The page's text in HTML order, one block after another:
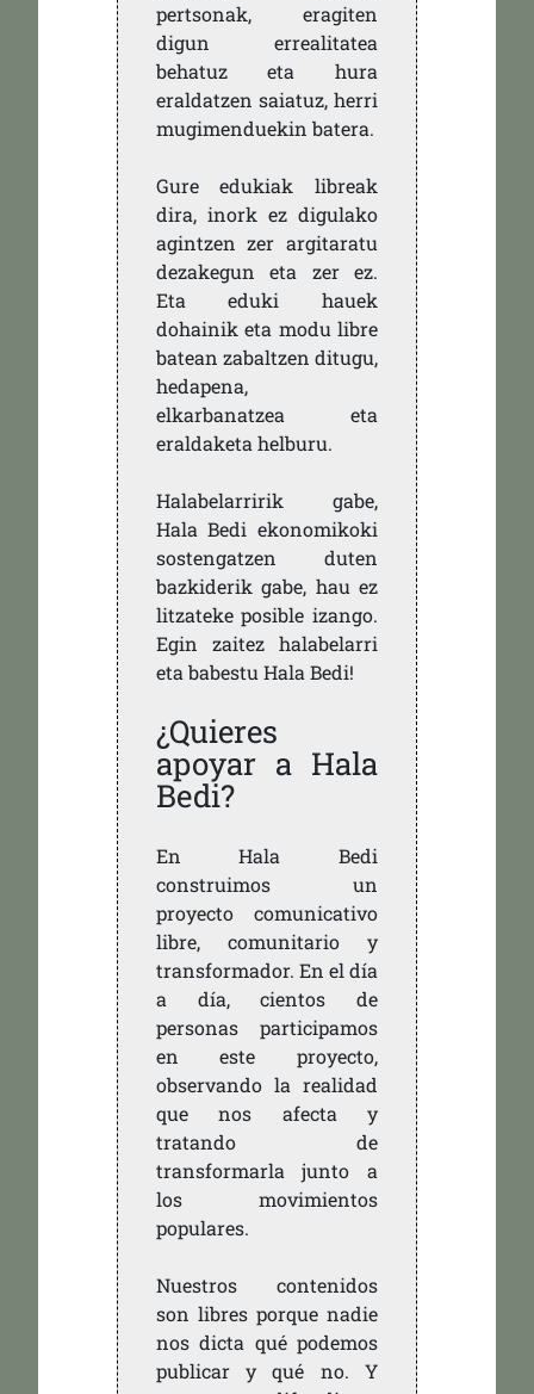
pertsonak, eragiten
digun errealitatea
behatuz eta hura
eraldatzen saiatuz, herri
mugimenduekin batera.
Gure edukiak libreak
dira, inork ez digulako
agintzen zer argitaratu
dezakegun eta zer ez.
Eta eduki hauek
dohainik eta modu libre
batean zabaltzen ditugu,
hedapena,
elkarbanatzea eta
eraldaketa helburu.
Halabelarririk gabe,
Hala Bedi ekonomikoki
sostengatzen duten
bazkiderik gabe, hau ez
litzateke posible izango.
Egin zaitez halabelarri
eta babestu Hala Bedi!
¿Quieres
apoyar a Hala
Bedi?
En Hala Bedi
construimos un
proyecto comunicativo
libre, comunitario y
transformador. En el día
a día, cientos de
personas participamos
en este proyecto,
observando la realidad
que nos afecta y
tratando de
transformarla junto a
los movimientos
populares.
Nuestros contenidos
son libres porque nadie
nos dicta qué podemos
publicar y qué no. Y